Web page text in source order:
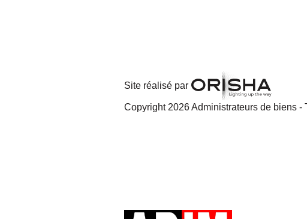
Site réalisé par
Copyright 2026 Administrateurs de biens -